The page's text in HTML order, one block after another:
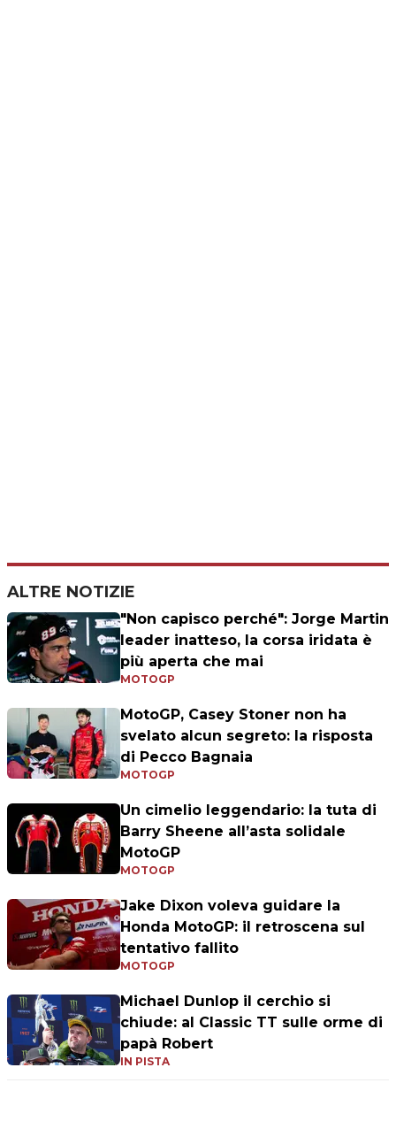
ALTRE NOTIZIE
"Non capisco perché": Jorge Martin
leader inatteso, la corsa iridata è
più aperta che mai
MOTOGP
MotoGP, Casey Stoner non ha
svelato alcun segreto: la risposta
di Pecco Bagnaia
MOTOGP
Un cimelio leggendario: la tuta di
Barry Sheene all’asta solidale
MotoGP
MOTOGP
Jake Dixon voleva guidare la
Honda MotoGP: il retroscena sul
tentativo fallito
MOTOGP
Michael Dunlop il cerchio si
chiude: al Classic TT sulle orme di
papà Robert
IN PISTA